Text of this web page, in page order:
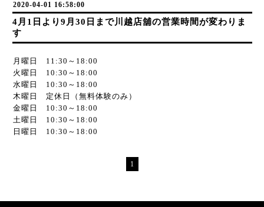
2020-04-01 16:58:00
4月1日より9月30日まで川越店舖の営業時間が変わりま
す
月曜日 11:30～18:00
火曜日 10:30～18:00
水曜日 10:30～18:00
木曜日 定休日（無料体験のみ）
金曜日 10:30～18:00
土曜日 10:30～18:00
日曜日 10:30～18:00
1